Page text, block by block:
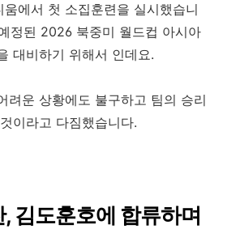
에서 첫 소집훈련을 실시했습니
정된 2026 북중미 월드컵 아시아
대비하기 위해서 인데요.
려운 상황에도 불구하고 팀의 승리
이라고 다짐했습니다.
김도훈호에 합류하며